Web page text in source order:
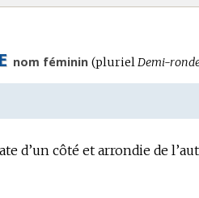
nom féminin (plurielDemi-
d’un côté et arrondie de